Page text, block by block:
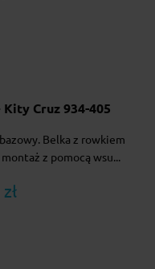
Kity Cruz 934-405
Belka z rowkiem
z pomocą wsu...